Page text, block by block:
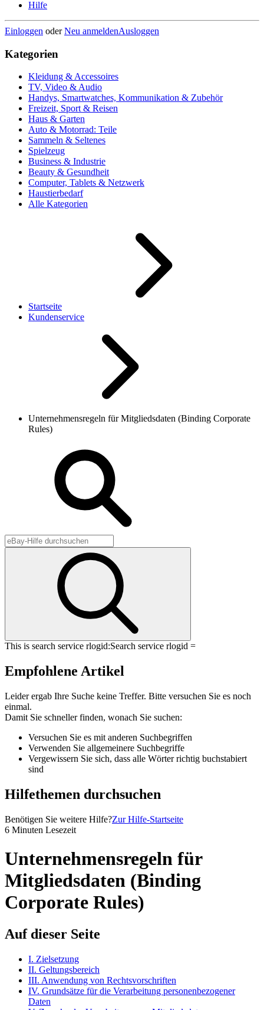
Hilfe
Einloggen oderNeu anmeldenAusloggen
Kategorien
Kleidung & Accessoires
TV, Video & Audio
Handys, Smartwatches, Kommunikation & Zubehör
Freizeit, Sport & Reisen
Haus & Garten
Auto & Motorrad: Teile
Sammeln & Seltenes
Spielzeug
Business & Industrie
Beauty & Gesundheit
Computer, Tablets & Netzwerk
Haustierbedarf
Alle Kategorien
Startseite
Kundenservice
Unternehmensregeln für Mitgliedsdaten (Binding Corporate
Rules)
This is search service rlogid:Search service rlogid =
Empfohlene Artikel
Leider ergab Ihre Suche keine Treffer. Bitte versuchen Sie es noch
einmal.
Damit Sie schneller finden, wonach Sie suchen:
Versuchen Sie es mit anderen Suchbegriffen
Verwenden Sie allgemeinere Suchbegriffe
Vergewissern Sie sich, dass alle Wörter richtig buchstabiert
sind
Hilfethemen durchsuchen
Benötigen Sie weitere Hilfe?Zur Hilfe-Startseite
6 Minuten Lesezeit
Unternehmensregeln für
Mitgliedsdaten (Binding
Corporate Rules)
Auf dieser Seite
I. Zielsetzung
II. Geltungsbereich
III. Anwendung von Rechtsvorschriften
IV. Grundsätze für die Verarbeitung personenbezogener
Daten